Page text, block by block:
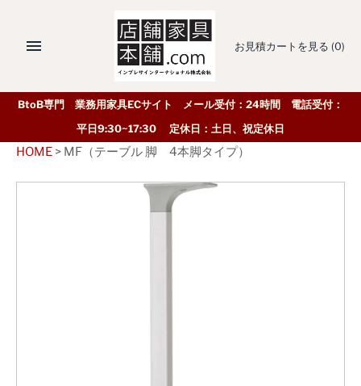
お見積カートを見る (0)
BtoB専門 業務用家具ECサイト メール受付：24時間 電話受付：
平日9:30~17:30 定休日：土日、祝定休日
HOME > MF（テーブル 脚 4本脚タイプ）